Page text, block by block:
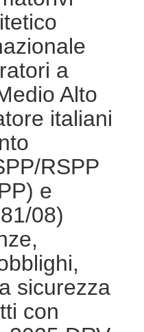
a
Alto
italiani
RSPP
e
08)
sicurezza
con